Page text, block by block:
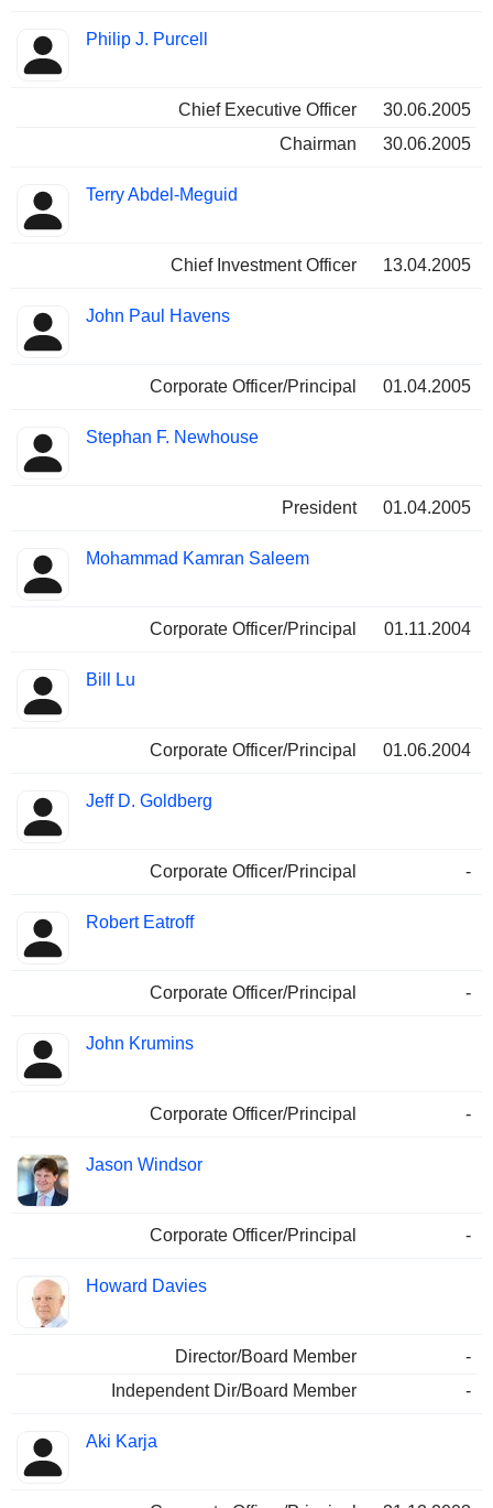
Philip J. Purcell
Chief Executive Officer
30.06.2005
Chairman
30.06.2005
Terry Abdel-Meguid
Chief Investment Officer 13.04.2005
John Paul Havens
Corporate Officer/Principal 01.04.2005
Stephan F. Newhouse
President 01.04.2005
Mohammad Kamran Saleem
Corporate Officer/Principal 01.11.2004
Bill Lu
Corporate Officer/Principal 01.06.2004
Jeff D. Goldberg
Corporate Officer/Principal -
Robert Eatroff
Corporate Officer/Principal -
John Krumins
Corporate Officer/Principal -
Jason Windsor
Corporate Officer/Principal -
Howard Davies
Director/Board Member
-
Independent Dir/Board Member
-
Aki Karja